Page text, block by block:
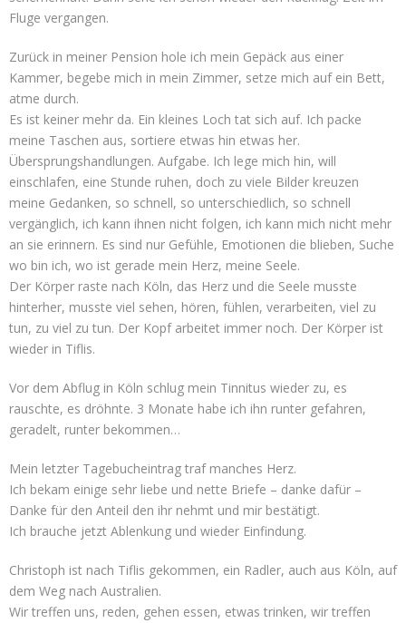
Fluge vergangen.
Zurück in meiner Pension hole ich mein Gepäck aus einer
Kammer, begebe mich in mein Zimmer, setze mich auf ein Bett,
atme durch.
Es ist keiner mehr da. Ein kleines Loch tat sich auf. Ich packe
meine Taschen aus, sortiere etwas hin etwas her.
Übersprungshandlungen. Aufgabe. Ich lege mich hin, will
einschlafen, eine Stunde ruhen, doch zu viele Bilder kreuzen
meine Gedanken, so schnell, so unterschiedlich, so schnell
vergänglich, ich kann ihnen nicht folgen, ich kann mich nicht mehr
an sie erinnern. Es sind nur Gefühle, Emotionen die blieben, Suche
wo bin ich, wo ist gerade mein Herz, meine Seele.
Der Körper raste nach Köln, das Herz und die Seele musste
hinterher, musste viel sehen, hören, fühlen, verarbeiten, viel zu
tun, zu viel zu tun. Der Kopf arbeitet immer noch. Der Körper ist
wieder in Tiflis.
Vor dem Abflug in Köln schlug mein Tinnitus wieder zu, es
rauschte, es dröhnte. 3 Monate habe ich ihn runter gefahren,
geradelt, runter bekommen…
Mein letzter Tagebucheintrag traf manches Herz.
Ich bekam einige sehr liebe und nette Briefe – danke dafür –
Danke für den Anteil den ihr nehmt und mir bestätigt.
Ich brauche jetzt Ablenkung und wieder Einfindung.
Christoph ist nach Tiflis gekommen, ein Radler, auch aus Köln, auf
dem Weg nach Australien.
Wir treffen uns, reden, gehen essen, etwas trinken, wir treffen